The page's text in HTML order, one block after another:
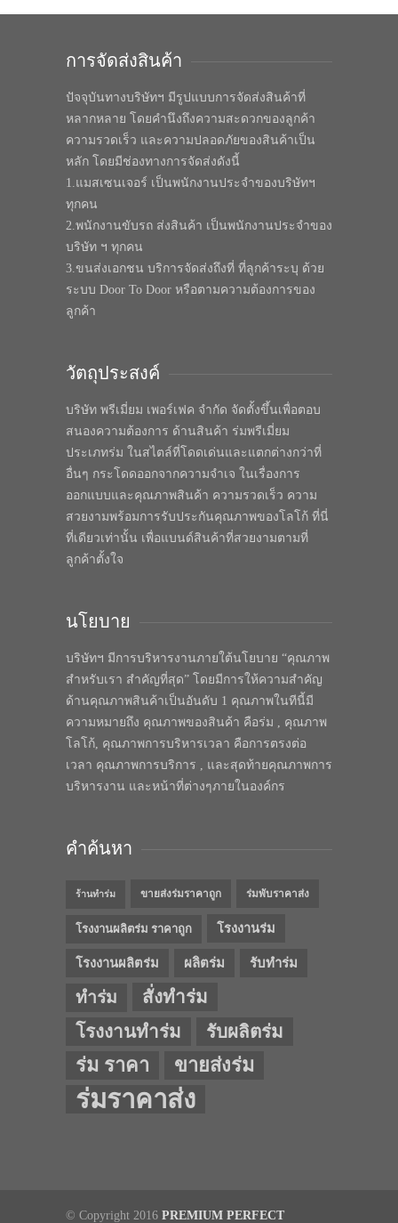
การจัดส่งสินค้า
ปัจจุบันทางบริษัทฯ มีรูปแบบการจัดส่งสินค้าที่
หลากหลาย โดยคำนึงถึงความสะดวกของลูกค้า
ความรวดเร็ว และความปลอดภัยของสินค้าเป็น
หลัก โดยมีช่องทางการจัดส่งดังนี้
1.แมสเซนเจอร์ เป็นพนักงานประจำของบริษัทฯ
ทุกคน
2.พนักงานขับรถ ส่งสินค้า เป็นพนักงานประจำของ
บริษัท ฯ ทุกคน
3.ขนส่งเอกชน บริการจัดส่งถึงที่ ที่ลูกค้าระบุ ด้วย
ระบบ Door To Door หรือตามความต้องการของ
ลูกค้า
วัตถุประสงค์
บริษัท พรีเมี่ยม เพอร์เฟค จำกัด จัดตั้งขึ้นเพื่อตอบ
สนองความต้องการ ด้านสินค้า ร่มพรีเมี่ยม
ประเภทร่ม ในสไตล์ที่โดดเด่นและแตกต่างกว่าที่
อื่นๆ กระโดดออกจากความจำเจ ในเรื่องการ
ออกแบบและคุณภาพสินค้า ความรวดเร็ว ความ
สวยงามพร้อมการรับประกันคุณภาพของโลโก้ ที่นี่
ที่เดียวเท่านั้น เพื่อแบนด์สินค้าที่สวยงามตามที่
ลูกค้าตั้งใจ
นโยบาย
บริษัทฯ มีการบริหารงานภายใต้นโยบาย “คุณภาพ
สำหรับเรา สำคัญที่สุด” โดยมีการให้ความสำคัญ
ด้านคุณภาพสินค้าเป็นอันดับ 1 คุณภาพในทีนี้มี
ความหมายถึง คุณภาพของสินค้า คือร่ม , คุณภาพ
โลโก้, คุณภาพการบริหารเวลา คือการตรงต่อ
เวลา คุณภาพการบริการ , และสุดท้ายคุณภาพการ
บริหารงาน และหน้าที่ต่างๆภายในองค์กร
คำค้นหา
ร้านทำร่ม ขายส่งร่มราคาถูก ร่มพับราคาส่ง
โรงงานผลิตร่ม ราคาถูก โรงงานร่ม
โรงงานผลิตร่ม ผลิตร่ม รับทำร่ม
ทำร่ม
สั่งทำร่ม
โรงงานทำร่ม
รับผลิตร่ม
ร่ม ราคา ขายส่งร่ม
ร่มราคาส่ง
© Copyright 2016 PREMIUM PERFECT